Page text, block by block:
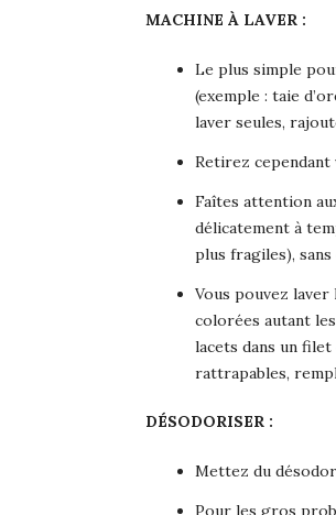
MACHINE À LAVER :
Le plus simple
(exemple : taie
laver seules,
Retirez cependant
Faîtes attention
délicatement à
plus fragiles),
Vous pouvez laver
colorées autant
lacets dans un
rattrapables,
DÉSODORISER :
Mettez du
Pour les gros